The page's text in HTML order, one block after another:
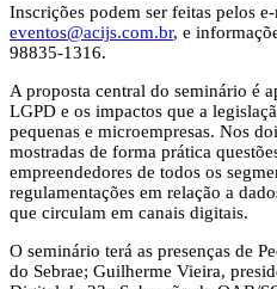
Inscrições podem ser feitas pelos
eventos@acijs.com.br, e
98835-1316.
A proposta central do seminário é
LGPD e os impactos que a
pequenas e microempresas. Nos
mostradas de forma prática
empreendedores de todos os
regulamentações em relação a
que circulam em canais digitais.
O seminário terá as presenças de
do Sebrae; Guilherme Vieira,